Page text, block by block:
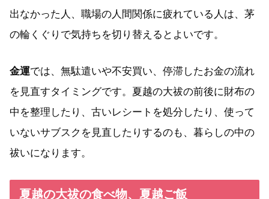
出なかった人、職場の人間関係に疲れている人は、茅
の輪くぐりで気持ちを切り替えるとよいです。
金運では、無駄遣いや不安買い、停滞したお金の流れ
を見直すタイミングです。夏越の大祓の前後に財布の
中を整理したり、古いレシートを処分したり、使って
いないサブスクを見直したりするのも、暮らしの中の
祓いになります。
夏越の大祓の食べ物、夏越ご飯